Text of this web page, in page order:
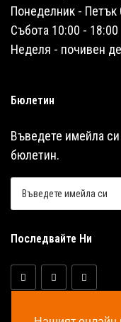
Понеделник - Петък
Събота 10:00 - 18:00
Неделя - почивен
Бюлетин
Въведете имейла
бюлетин.
Последвайте Ни